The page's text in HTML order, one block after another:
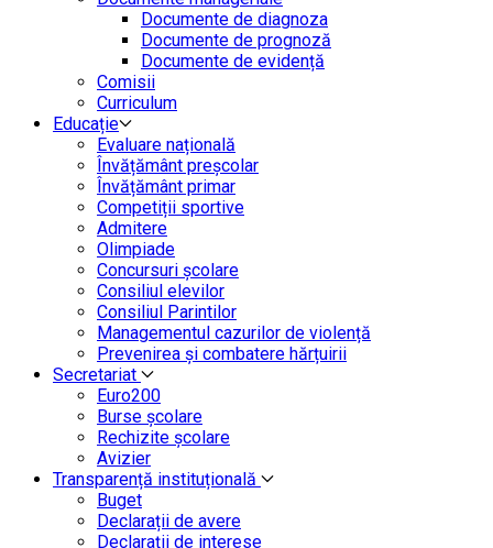
Documente de diagnoza
Documente de prognoză
Documente de evidență
Comisii
Curriculum
Educație
Evaluare națională
Învățământ preșcolar
Învățământ primar
Competiții sportive
Admitere
Olimpiade
Concursuri școlare
Consiliul elevilor
Consiliul Parintilor
Managementul cazurilor de violență
Prevenirea și combatere hărțuirii
Secretariat
Euro200
Burse școlare
Rechizite școlare
Avizier
Transparență instituțională
Buget
Declarații de avere
Declarații de interese